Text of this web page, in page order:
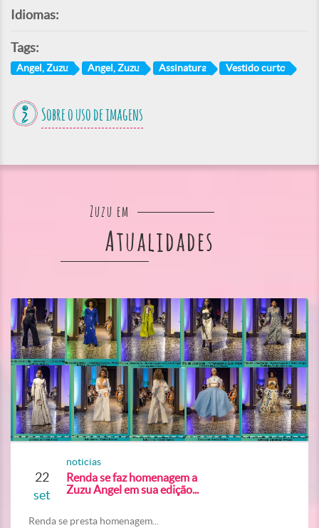
Idiomas:
Tags:
Angel, Zuzu Angel, Zuzu Assinatura Vestido curto
Sobre o uso de imagens
Zuzu em
Atualidades
22
set
noticias
Renda se faz homenagem a
Zuzu Angel em sua edição...
Renda se presta homenagem...